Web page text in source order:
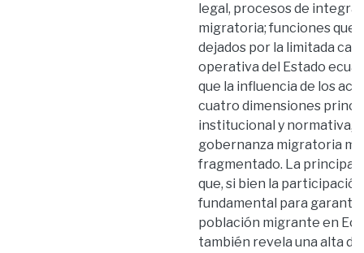
legal, procesos de
migratoria; funciones que
dejados por la limitada
operativa del Estado
que la influencia de los
cuatro dimensiones
institucional y normativa,
gobernanza migratoria
fragmentado. La principal
que, si bien la
fundamental para
población migrante en
también revela una alta